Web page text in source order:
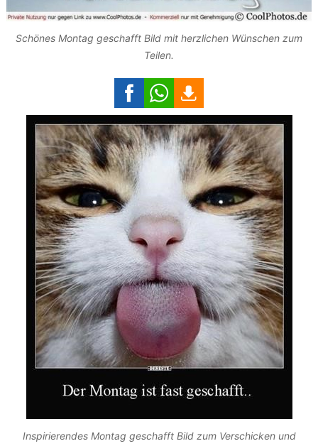
Schönes Montag geschafft Bild mit herzlichen Wünschen zum
Teilen.
Inspirierendes Montag geschafft Bild zum Verschicken und